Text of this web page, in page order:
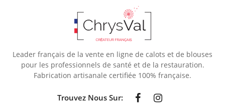
Leader français de la vente en ligne de calots et de blouses
pour les professionnels de santé et de la restauration.
Fabrication artisanale certifiée 100% française.
Trouvez Nous Sur: